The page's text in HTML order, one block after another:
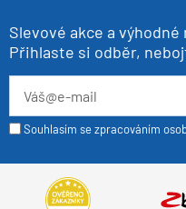
Slevové akce a
Přihlaste si odběr,
Souhlasím se zpracováním